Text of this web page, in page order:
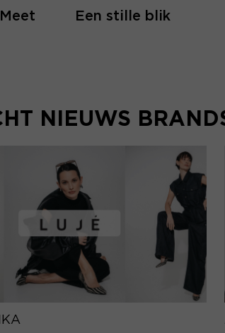
Een stille blik
NIEUWS